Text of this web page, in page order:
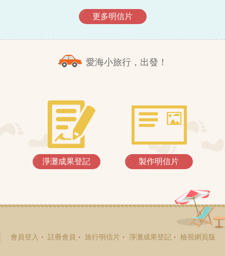
更多明信片
愛海小旅行，出發！
淨灘成果登記 製作明信片
會員登入 註冊會員 旅行明信片 淨灘成果登記 檢視網頁版